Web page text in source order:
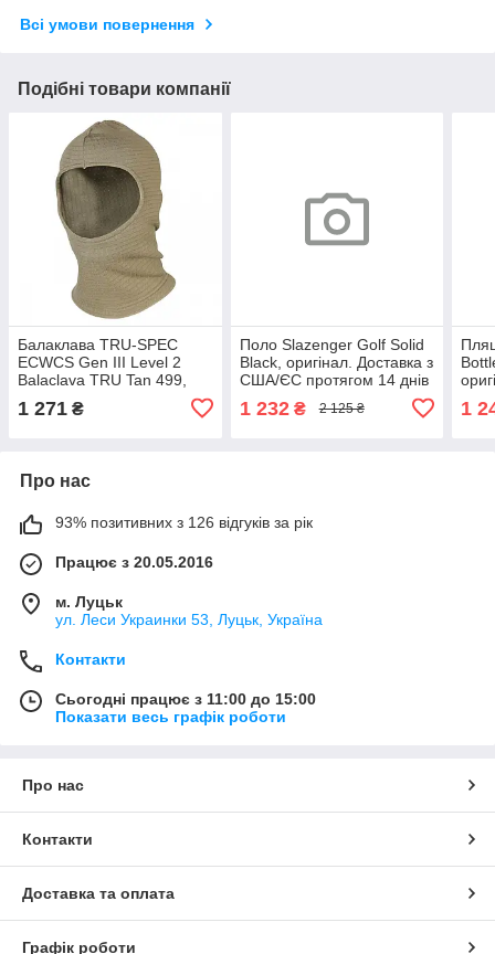
Всі умови повернення
Подібні товари компанії
Балаклава TRU-SPEC
ECWCS Gen III Level 2
Balaclava TRU Tan 499,
оригінал. Доставка з США/
ЄС протягом 14 днів
1 271 ₴
Поло Slazenger Golf Solid
Black, оригінал. Доставка з
США/ЄС протягом 14 днів
1 232₴ 2 125 ₴ 1
Про нас
93% позитивних з 126 відгуків за рік
Працює з 20.05.2016
м. Луцьк
ул. Леси Украинки 53, Луцьк, Україна
Контакти
Сьогодні працює з 11:00 до 15:00
Показати весь графік роботи
Про нас
Контакти
Доставка та оплата
Графік роботи